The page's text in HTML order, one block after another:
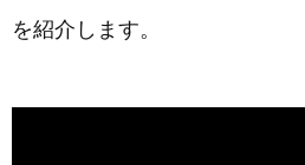
を紹介します。